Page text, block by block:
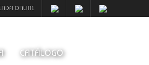
ONLINE
CATÁLOGO